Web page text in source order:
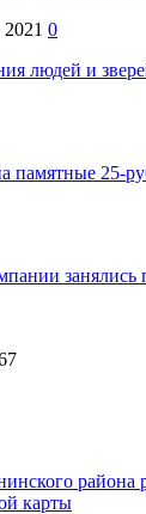
0
людей и
памятные 25-
занялись
района
карты